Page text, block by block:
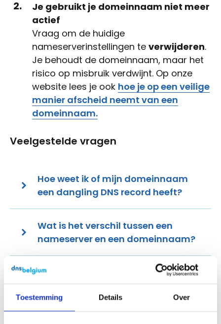
Toestemming Details Over
Je gebruikt je domeinnaam niet meer
actief
Vraag om de huidige
nameserverinstellingen te verwijderen.
Je behoudt de domeinnaam, maar het
risico op misbruik verdwijnt. Op onze
website lees je ook hoe je op een veilige
manier afscheid neemt van een
domeinnaam.
Veelgestelde vragen
Hoe weet ik of mijn domeinnaam
een dangling DNS record heeft?
Wat is het verschil tussen een
nameserver en een domeinnaam?
Kan mijn domeinnaam echt
overgenomen worden?